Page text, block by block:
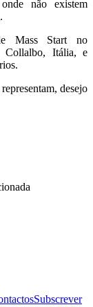
não existem
Mass Start no
Collalbo, Itália, e
desejo
Subscrever